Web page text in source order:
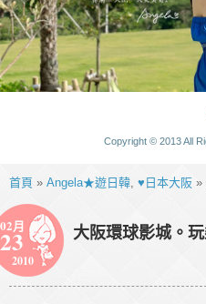
Copyright © 2013 All
首頁 » Angela★遊日韓, ♥日本大阪 »
02月
23
2010
大阪環球影城。